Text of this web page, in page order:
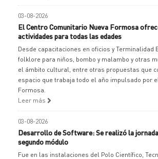
03-08-2026
El Centro Comunitario Nueva Formosa
actividades para todas las edades
Desde capacitaciones en oficios y Terminalidad
folklore para niños, bombo y malambo y otras
el ámbito cultural, entre otras propuestas que
espacio que trabaja todo el año impulsado por
Formosa.
Leer más
03-08-2026
Desarrollo de Software: Se realizó la
segundo módulo
Fue en las instalaciones del Polo Científico,